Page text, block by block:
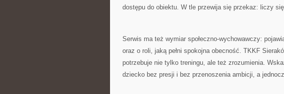
dostępu do obiektu. W tle przewija się przekaz: liczy
Serwis ma też wymiar społeczno-wychowawczy:
oraz o roli, jaką pełni spokojna obecność. TKKF
potrzebuje nie tylko treningu, ale też zrozumienia.
dziecko bez presji i bez przenoszenia ambicji, a